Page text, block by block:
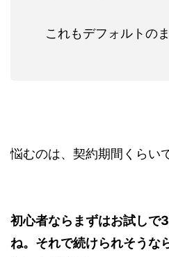
これもデフォルトの
悩むのは、契約期間くらい
初心者ならまずはお試しで
ね。それで続けられそうな